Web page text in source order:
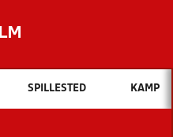
Hvad vil du søge efter?
OG NYHEDER
SPILLESTED KAMP